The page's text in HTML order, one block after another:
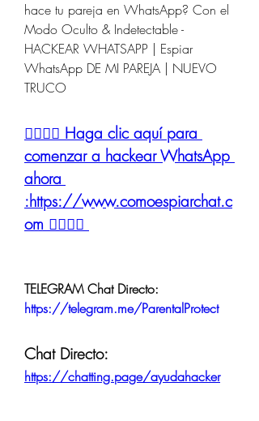
hace tu pareja en WhatsApp? Con el
Modo Oculto & Indetectable -
HACKEAR WHATSAPP | Espiar
WhatsApp DE MI PAREJA | NUEVO
TRUCO
👉🏻👉🏻 Haga clic aquí para
comenzar a hackear WhatsApp
ahora
:https://www.comoespiarchat.c
om 👈🏻👈🏻
TELEGRAM Chat Directo:
https://telegram.me/ParentalProtect
Chat Directo:
https://chatting.page/ayudahacker